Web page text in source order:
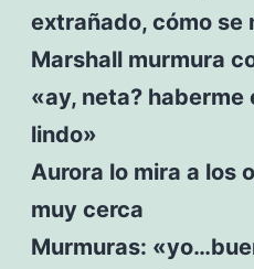
extrañado, cómo se
Marshall murmura
«ay, neta?
lindo»
Aurora lo mira a los
muy cerca
Murmuras: